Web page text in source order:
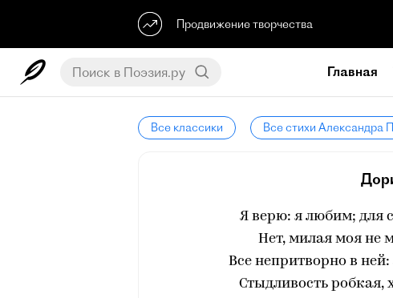
Продвижение творчества
Главная
Все классики Все стихи Александра
Я верю: я любим; для
Нет, милая моя не
Все непритворно в
Стыдливость робкая,